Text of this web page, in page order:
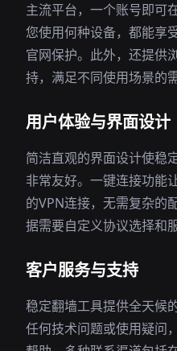
主流平台，一个账号即可
您使用何种设备，都能享
官网保护。此外，还提供
持，满足不同使用场景的需
用户体验与界面设计
简洁直观的界面设计使稳
非常友好。一键连接功能
的VPN连接，无需复杂的
据需要自定义协议选择和
客户服务与支持
稳定翻墙工具提供全天候
任何技术问题或使用疑问